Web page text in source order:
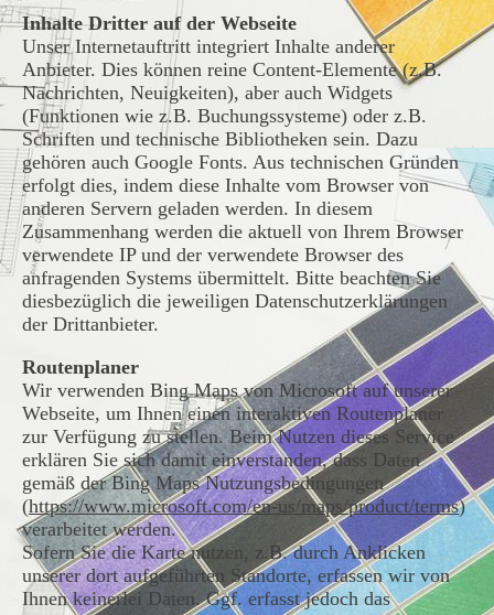
Inhalte Dritter auf der Webseite
Unser Internetauftritt integriert Inhalte anderer
Anbieter. Dies können reine Content-Elemente (z.B.
Nachrichten, Neuigkeiten), aber auch Widgets
(Funktionen wie z.B. Buchungssysteme) oder z.B.
Schriften und technische Bibliotheken sein. Dazu
gehören auch Google Fonts. Aus technischen Gründen
erfolgt dies, indem diese Inhalte vom Browser von
anderen Servern geladen werden. In diesem
Zusammenhang werden die aktuell von Ihrem Browser
verwendete IP und der verwendete Browser des
anfragenden Systems übermittelt. Bitte beachten Sie
diesbezüglich die jeweiligen Datenschutzerklärungen
der Drittanbieter.
Routenplaner
Wir verwenden Bing Maps von Microsoft auf unserer
Webseite, um Ihnen einen interaktiven Routenplaner
zur Verfügung zu stellen. Beim Nutzen dieses Service
erklären Sie sich damit einverstanden, dass Daten
gemäß der Bing Maps Nutzungsbedingungen
(https://www.microsoft.com/en-us/maps/product/terms)
verarbeitet werden.
Sofern Sie die Karte nutzen, z.B. durch Anklicken
unserer dort aufgeführten Standorte, erfassen wir von
Ihnen keinerlei Daten. Ggf. erfasst jedoch das